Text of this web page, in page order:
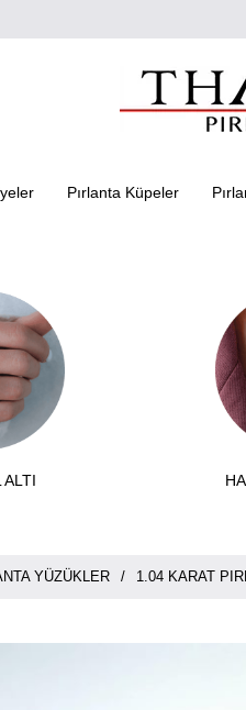
Pırlanta Küpeler
ALTI
YÜZÜKLER 1.04 KARAT